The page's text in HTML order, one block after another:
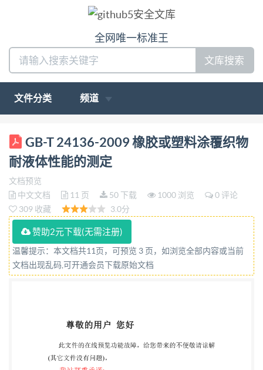
全网唯一标准王
文库搜索
文件分类 频道
ICS 59.080.40 G 42 中华人民共和国国家标准 GB/T
24136—2009/IS0 6450:2005 橡胶或塑料涂覆织物 耐
液体性能的测定 Rubber-or plastics-coated fabrics-
Determination of resistance to liquids (ISO
6450:2005,IDT) 2009-06-15发布 2010-02-01实施 中
华人民共和国国家质量监督检验检疫总局 发布 中国
国家标准化管理委员会 GB/T 24136—
2009/ISO6450:2005 前言 本标准等同采用ISO6450：
2005《橡胶或塑料涂覆织物 耐液体性能的测定》
际标准”一词改为“本标准”； b) 用小数点“.”代替作为小
数点的逗号“，”； c) 除国际标准的前言； d) 在A.2.2中
增加注2,说明可以使用国产1#标准油、2#标准油和3#
GB-T 24136-2009 橡胶或塑料涂覆织物
耐液体性能的测定
文档预览
中文文档
11 页 50 下载 1000 浏览
0 评论
309 收藏
3.0分
赞助2元下载(无需注册)
温馨提示：本文档共11页，可预览 3 页，如浏览全部内容或当前
文档出现乱码,可开通会员下载原始文档